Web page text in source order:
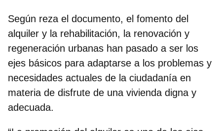
Según reza el documento, el fomento del
alquiler y la rehabilitación, la renovación y
regeneración urbanas han pasado a ser los
ejes básicos para adaptarse a los problemas y
necesidades actuales de la ciudadanía en
materia de disfrute de una vivienda digna y
adecuada.